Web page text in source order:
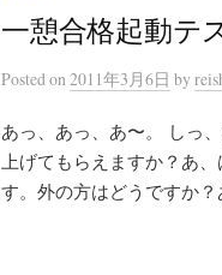
一憩合格起動テ
Postedon 2011年3月6日 by
あっ、あっ、あ〜。 しっ
上げてもらえますか？あ
す。外の方はどうですか